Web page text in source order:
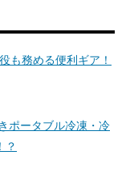
も務める便利ギア！
ポータブル冷凍・冷
？